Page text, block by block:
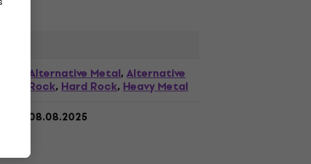
Alternative Metal,Alternative
Rock,Hard Rock,Heavy Metal
08.08.2025